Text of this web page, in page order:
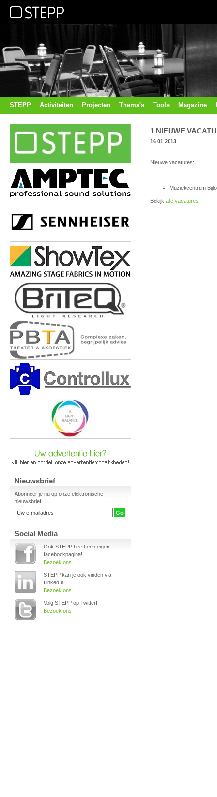
STEPP Activiteiten Projecten Thema's Tools Magazine
Nieuwsbrief
Abonneer je nu op onze elektronische
nieuwsbrief!
Social Media
Ook STEPP heeft een eigen
facebookpagina!
Bezoek ons
STEPP kan je ook vinden via
LinkedIn!
Bezoek ons
Volg STEPP op Twitter!
Bezoek ons
1 NIEUWE
16 01 2013
Nieuwe vacatures:
Muziekcentrum
Bekijk alle vacatures